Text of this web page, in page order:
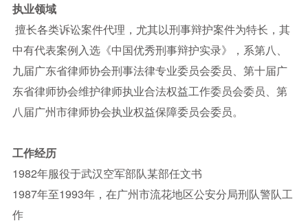
执业领域
擅长各类诉讼案件代理，尤其以刑事辩护案件为特长，其
中有代表案例入选《中国优秀刑事辩护实录》，系第八、
九届广东省律师协会刑事法律专业委员会委员、第十届广
东省律师协会维护律师执业合法权益工作委员会委员、第
八届广州市律师协会执业权益保障委员会委员。
工作经历
1982年服役于武汉空军部队某部任文书
1987年至1993年，在广州市流花地区公安分局刑队警队工
作